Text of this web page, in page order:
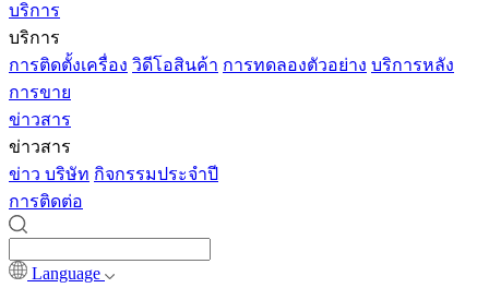
บริการ
บริการ
การติดตั้งเครื่อง วิดีโอสินค้า การทดลองตัวอย่าง บริการหลัง
การขาย
ข่าวสาร
ข่าวสาร
ข่าว บริษัท กิจกรรมประจำปี
การติดต่อ
Language